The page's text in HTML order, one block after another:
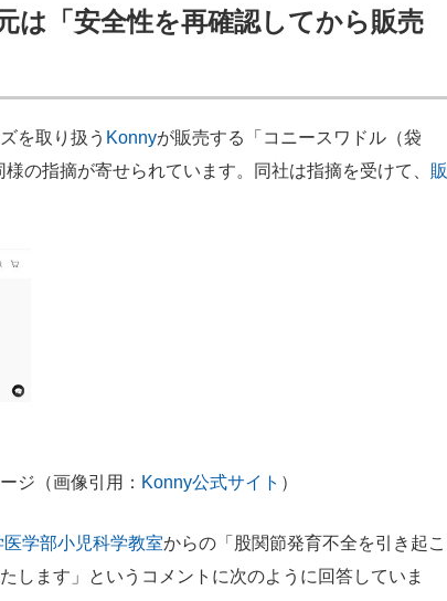
「安全性を再確認してから販売
を取り扱う Konnyが販売する「コニースワドル（袋
様の指摘が寄せられています。同社は指摘を受けて、 販
ジ（画像引用： Konny公式サイト ）
医学部小児科学教室からの「股関節発育不全を引き起こ
します」というコメントに次のように回答していま